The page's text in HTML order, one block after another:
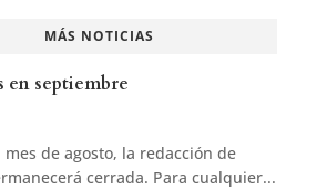
MÁS NOTICIAS
en septiembre
de agosto, la redacción de
cerrada. Para cualquier...